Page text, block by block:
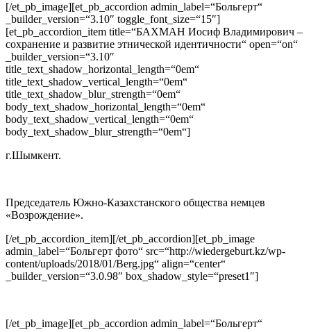
[/et_pb_image][et_pb_accordion admin_label=“Больгерт“
_builder_version=“3.10″ toggle_font_size=“15″]
[et_pb_accordion_item title=“БАХМАН Иосиф Владимирович –
сохранение и развитие этнической идентичности“ open=“on“
_builder_version=“3.10″
title_text_shadow_horizontal_length=“0em“
title_text_shadow_vertical_length=“0em“
title_text_shadow_blur_strength=“0em“
body_text_shadow_horizontal_length=“0em“
body_text_shadow_vertical_length=“0em“
body_text_shadow_blur_strength=“0em“]
г.Шымкент.
Председатель Южно-Казахстанского общества немцев
«Возрождение».
[/et_pb_accordion_item][/et_pb_accordion][et_pb_image
admin_label=“Больгерт фото“ src=“http://wiedergeburt.kz/wp-
content/uploads/2018/01/Berg.jpg“ align=“center“
_builder_version=“3.0.98″ box_shadow_style=“preset1″]
[/et_pb_image][et_pb_accordion admin_label=“Больгерт“